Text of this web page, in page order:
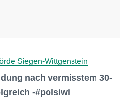
Siegen-Wittgenstein
nach vermisstem 30-
-#polsiwi